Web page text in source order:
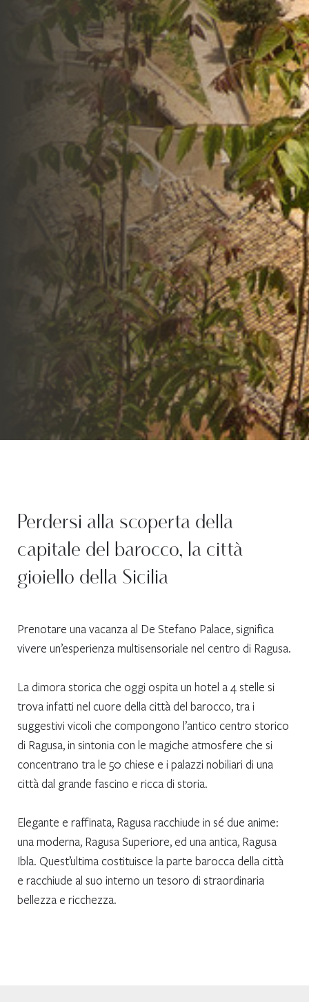
Perdersi alla scoperta della
capitale del barocco, la città
gioiello della Sicilia
Prenotare una vacanza al De Stefano Palace, significa
vivere un’esperienza multisensoriale nel centro di Ragusa.
La dimora storica che oggi ospita un hotel a 4 stelle si
trova infatti nel cuore della città del barocco, tra i
suggestivi vicoli che compongono l’antico centro storico
di Ragusa, in sintonia con le magiche atmosfere che si
concentrano tra le 50 chiese e i palazzi nobiliari di una
città dal grande fascino e ricca di storia.
Elegante e raffinata, Ragusa racchiude in sé due anime:
una moderna, Ragusa Superiore, ed una antica, Ragusa
Ibla. Quest’ultima costituisce la parte barocca della città
e racchiude al suo interno un tesoro di straordinaria
bellezza e ricchezza.